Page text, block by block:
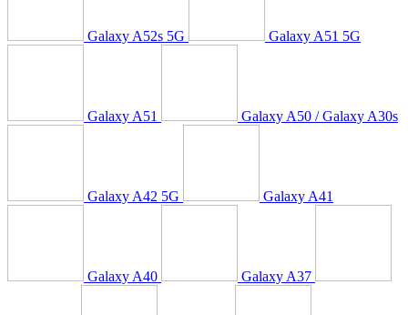
Galaxy A52s 5G Galaxy A51 5G
Galaxy A51 Galaxy A50 / Galaxy A30s
Galaxy A42 5G Galaxy A41
Galaxy A40 Galaxy A37